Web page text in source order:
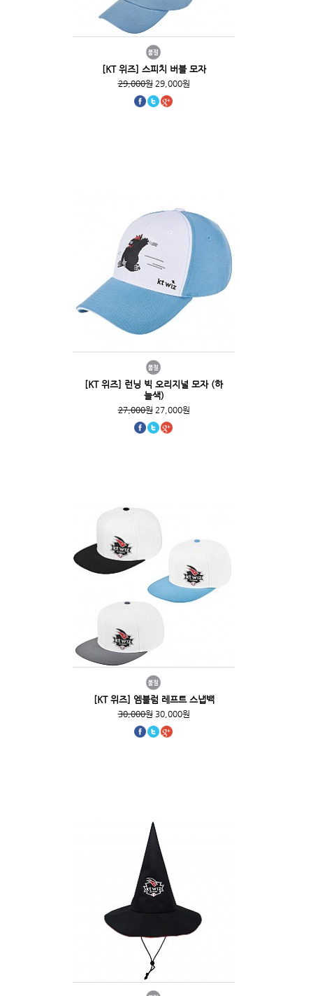
[KT 위즈] 스피치 버블 모자
29,000원29,000원
[KT 위즈] 런닝 빅 오리지널 모자 (하
늘색)
27,000원27,000원
[KT 위즈] 엠블럼 레프트 스냅백
30,000원30,000원